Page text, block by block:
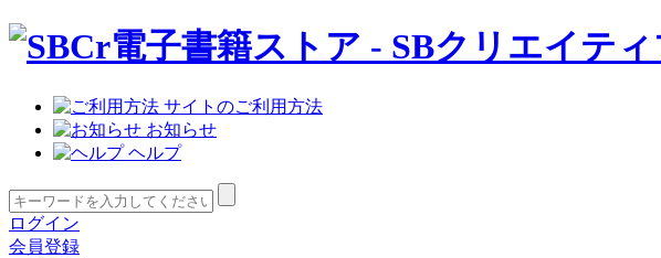
サイトのご利用方法
お知らせ
ヘルプ
ログイン
会員登録